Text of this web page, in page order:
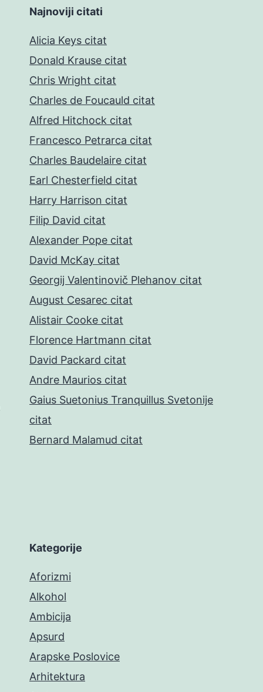
Najnoviji citati
Alicia Keys citat
Donald Krause citat
Chris Wright citat
Charles de Foucauld citat
Alfred Hitchock citat
Francesco Petrarca citat
Charles Baudelaire citat
Earl Chesterfield citat
Harry Harrison citat
Filip David citat
Alexander Pope citat
David McKay citat
Georgij Valentinovič Plehanov citat
August Cesarec citat
Alistair Cooke citat
Florence Hartmann citat
David Packard citat
Andre Maurios citat
Gaius Suetonius Tranquillus Svetonije
citat
Bernard Malamud citat
Kategorije
Aforizmi
Alkohol
Ambicija
Apsurd
Arapske Poslovice
Arhitektura